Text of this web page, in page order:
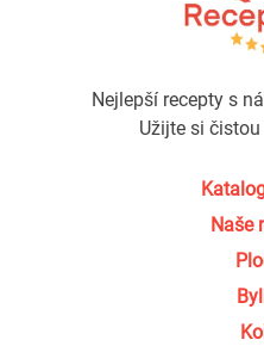
Nejlepší recepty s
Užijte si
Naše